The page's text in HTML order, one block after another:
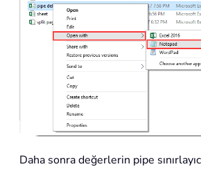
Daha sonra değerlerin pipe